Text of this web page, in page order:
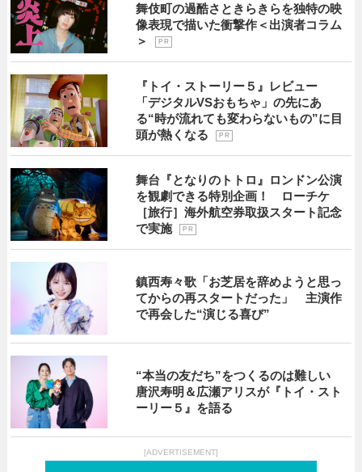
舞伎町の過酷さときらきらを独特の映
像表現で描いた衝撃作＜出演者コラム
＞
P R
『トイ・ストーリー５』レビュー
「デジタルVSおもちゃ」の先にあ
る“時が流れても変わらないもの”に目
頭が熱くなる
P R
舞台『となりのトトロ』ロンドン公演
を観劇できる特別企画！ ローチケ
［旅行］海外航空券取扱スタート記念
で実施
P R
鎮西寿々歌「お芝居を辞めようと思っ
てからの再スタートだった」 主演作
で再会した“演じる喜び”
“本当の友だち”をつくるのは難しい
唐沢寿明＆広瀬アリスが『トイ・スト
ーリー５』を語る
[ADVERTISEMENT]